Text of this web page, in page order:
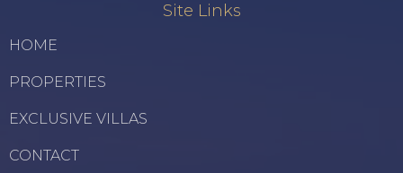
Site Links
HOME
PROPERTIES
EXCLUSIVE VILLAS
CONTACT